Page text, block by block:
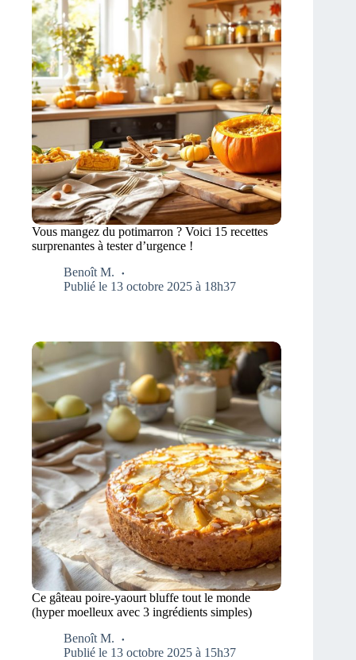
Vous mangez du potimarron ? Voici 15 recettes
surprenantes à tester d’urgence !
Benoît M.
Publié le 13 octobre 2025 à 18h37
Ce gâteau poire-yaourt bluffe tout le monde
(hyper moelleux avec 3 ingrédients simples)
Benoît M.
Publié le 13 octobre 2025 à 15h37